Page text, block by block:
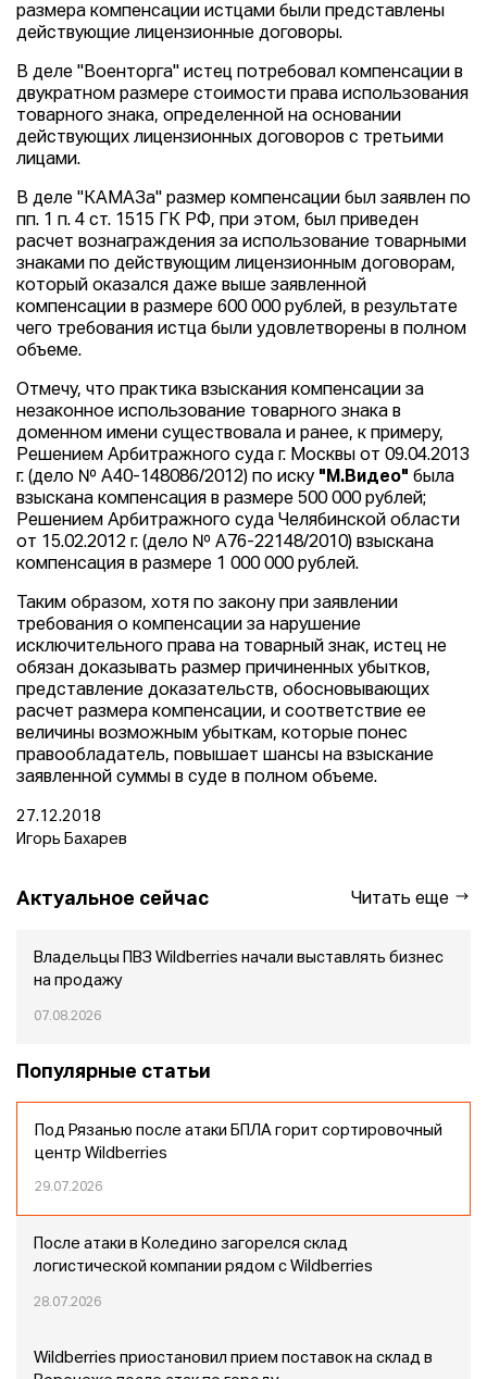
размера компенсации истцами были представлены
действующие лицензионные договоры.
В деле "Военторга" истец потребовал компенсации в
двукратном размере стоимости права использования
товарного знака, определенной на основании
действующих лицензионных договоров с третьими
лицами.
В деле "КАМАЗа" размер компенсации был заявлен по
пп. 1 п. 4 ст. 1515 ГК РФ, при этом, был приведен
расчет вознаграждения за использование товарными
знаками по действующим лицензионным договорам,
который оказался даже выше заявленной
компенсации в размере 600 000 рублей, в результате
чего требования истца были удовлетворены в полном
объеме.
Отмечу, что практика взыскания компенсации за
незаконное использование товарного знака в
доменном имени существовала и ранее, к примеру,
Решением Арбитражного суда г. Москвы от 09.04.2013
г. (дело № А40-148086/2012) по иску "М.Видео" была
взыскана компенсация в размере 500 000 рублей;
Решением Арбитражного суда Челябинской области
от 15.02.2012 г. (дело № А76-22148/2010) взыскана
компенсация в размере 1 000 000 рублей.
Таким образом, хотя по закону при заявлении
требования о компенсации за нарушение
исключительного права на товарный знак, истец не
обязан доказывать размер причиненных убытков,
представление доказательств, обосновывающих
расчет размера компенсации, и соответствие ее
величины возможным убыткам, которые понес
правообладатель, повышает шансы на взыскание
заявленной суммы в суде в полном объеме.
27.12.2018
Игорь Бахарев
Актуальное сейчас Читать еще
Владельцы ПВЗ Wildberries начали выставлять бизнес
на продажу
07.08.2026
Популярные статьи
Под Рязанью после атаки БПЛА горит сортировочный
центр Wildberries
29.07.2026
После атаки в Коледино загорелся склад
логистической компании рядом с Wildberries
28.07.2026
Wildberries приостановил прием поставок на склад в